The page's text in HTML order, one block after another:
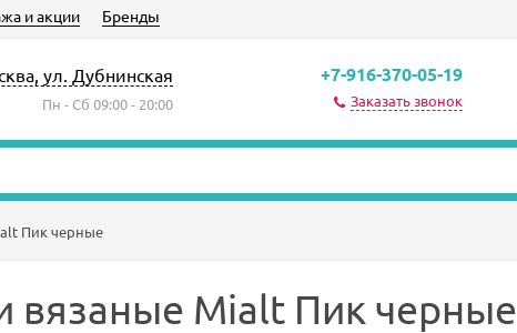
и акции Бренды
ул. Дубнинская
Пн - Сб 09:00 - 20:00
+7-916-370-05-19
Заказать звонок
Пик черные
вязаные Mialt Пик черные